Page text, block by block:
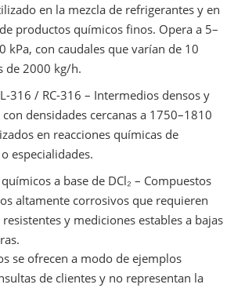
en la mezcla de refrigerantes y en
productos químicos finos. Opera a 5–
kPa, con caudales que varían de 10
de 2000 kg/h.
316 / RC-316 – Intermedios densos y
densidades cercanas a 1750–1810
en reacciones químicas de
especialidades.
a base de DCl₂ – Compuestos
altamente corrosivos que requieren
y mediciones estables a bajas
se ofrecen a modo de ejemplos
de clientes y no representan la